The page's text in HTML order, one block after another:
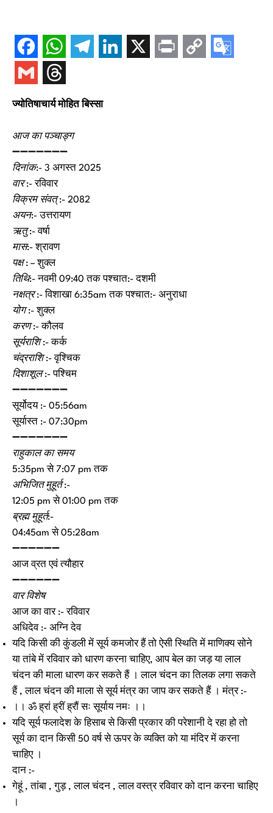
ज्योतिषाचार्य मोहित बिस्सा
आज का पञ्चाङ्ग
➖➖➖➖➖➖➖
दिनांक:- 3 अगस्त 2025
वार:- रविवार
विक्रम संवत्:- 2082
अयन:- उत्तरायण
ऋतु:- वर्षा
मास:- श्रावण
पक्ष: – शुक्ल
तिथि:- नवमी 09:40 तक पश्चात:- दशमी
नक्षत्र:- विशाखा 6:35am तक पश्चात:- अनुराधा
योग:- शुक्ल
करण:- कौलव
सूर्यराशि:- कर्क
चंद्रराशि:- वृश्चिक
दिशाशूल:- पश्चिम
➖➖➖➖➖➖➖
सूर्योदय :- 05:56am
सूर्यास्त :- 07:30pm
➖➖➖➖➖➖➖
राहुकाल का समय
5:35pm से 7:07 pm तक
अभिजित मुहूर्त :-
12:05 pm से 01:00 pm तक
ब्रह्म मुहूर्त:-
04:45am से 05:28am
➖➖➖➖➖➖
आज व्रत एवं त्यौहार
➖➖➖➖➖➖
वार विशेष
आज का वार :- रविवार
अधिदेव :- अग्नि देव
यदि किसी की कुंडली में सूर्य कमजोर हैं तो ऐसी स्थिति में माणिक्य सोने
या तांबे में रविवार को धारण करना चाहिए, आप बेल का जड़ या लाल
चंदन की माला धारण कर सकते हैं । लाल चंदन का तिलक लगा सकते
हैं , लाल चंदन की माला से सूर्य मंत्र का जाप कर सकते हैं । मंत्र :-
।। ॐ ह्रां ह्रीं ह्रौं सः सूर्याय नमः ।।
यदि सूर्य फलादेश के हिसाब से किसी प्रकार की परेशानी दे रहा हो तो
सूर्य का दान किसी 50 वर्ष से ऊपर के व्यक्ति को या मंदिर में करना
चाहिए ।
दान :-
गेहूं , तांबा , गुड़ , लाल चंदन , लाल वस्त्र रविवार को दान करना चाहिए